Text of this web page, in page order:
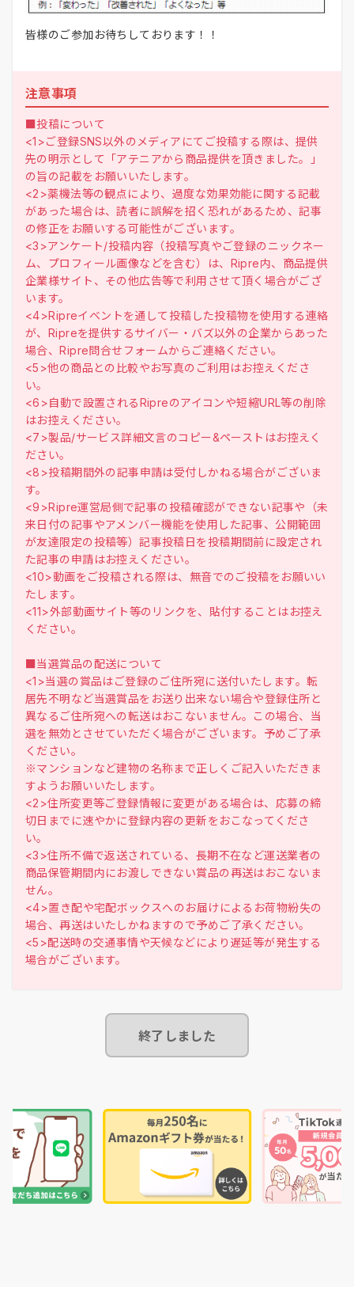
皆様のご参加お待ちしております！！
注意事項
■投稿について
<1>ご登録SNS以外のメディアにてご投稿する際は、提供
先の明示として「アテニアから商品提供を頂きました。」
の旨の記載をお願いいたします。
<2>薬機法等の観点により、過度な効果効能に関する記載
があった場合は、読者に誤解を招く恐れがあるため、記事
の修正をお願いする可能性がございます。
<3>アンケート/投稿内容（投稿写真やご登録のニックネー
ム、プロフィール画像などを含む）は、Ripre内、商品提供
企業様サイト、その他広告等で利用させて頂く場合がござ
います。
<4>Ripreイベントを通して投稿した投稿物を使用する連絡
が、Ripreを提供するサイバー・バズ以外の企業からあった
場合、Ripre問合せフォームからご連絡ください。
<5>他の商品との比較やお写真のご利用はお控えくださ
い。
<6>自動で設置されるRipreのアイコンや短縮URL等の削除
はお控えください。
<7>製品/サービス詳細文言のコピー&ペーストはお控えく
ださい。
<8>投稿期間外の記事申請は受付しかねる場合がございま
す。
<9>Ripre運営局側で記事の投稿確認ができない記事や（未
来日付の記事やアメンバー機能を使用した記事、公開範囲
が友達限定の投稿等）記事投稿日を投稿期間前に設定され
た記事の申請はお控えください。
<10>動画をご投稿される際は、無音でのご投稿をお願いい
たします。
<11>外部動画サイト等のリンクを、貼付することはお控え
ください。
■当選賞品の配送について
<1>当選の賞品はご登録のご住所宛に送付いたします。転
居先不明など当選賞品をお送り出来ない場合や登録住所と
異なるご住所宛への転送はおこないません。この場合、当
選を無効とさせていただく場合がございます。予めご了承
ください。
※マンションなど建物の名称まで正しくご記入いただきま
すようお願いいたします。
<2>住所変更等ご登録情報に変更がある場合は、応募の締
切日までに速やかに登録内容の更新をおこなってくださ
い。
<3>住所不備で返送されている、長期不在など運送業者の
商品保管期間内にお渡しできない賞品の再送はおこないま
せん。
<4>置き配や宅配ボックスへのお届けによるお荷物紛失の
場合、再送はいたしかねますので予めご了承ください。
<5>配送時の交通事情や天候などにより遅延等が発生する
終了しました